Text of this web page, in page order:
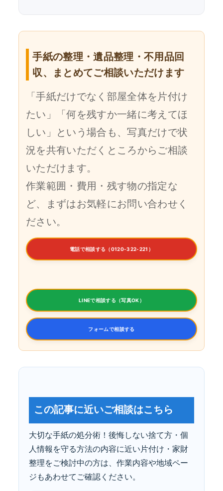
手紙の整理・遺品整理・不用品回
収、まとめてご相談いただけます
「手紙だけでなく部屋全体を片付け
たい」「何を残すか一緒に考えてほ
しい」という場合も、写真だけで状
況を共有いただくところからご相談
いただけます。
作業範囲・費用・残す物の指定な
ど、まずはお気軽にお問い合わせく
ださい。
電話で相談する（0120-322-221）
LINEで相談する（写真OK）
フォームで相談する
この記事に近いご相談はこちら
大切な手紙の処分術！後悔しない捨て方・個
人情報を守る方法の内容に近い片付け・家財
整理をご検討中の方は、作業内容や地域ペー
ジもあわせてご確認ください。